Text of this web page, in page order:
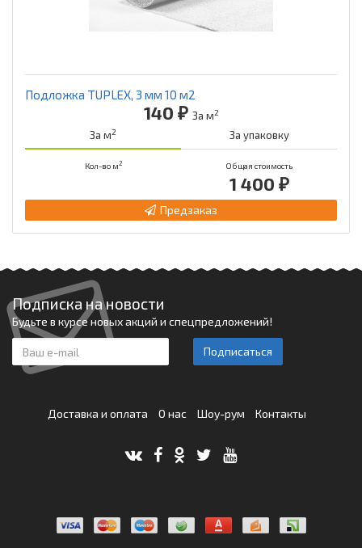
Подложка TUPLEX, 3 мм 10 м2
140 ₽ За м2
За м2 За упаковку
Кол-во м2 Общая стоимость
1 400 ₽
Предзаказ
Подписка на новости
Будьте в курсе новых акций и спецпредложений!
Подписаться
Доставка и оплата О нас Шоу-рум Контакты